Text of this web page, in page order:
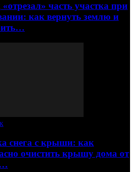
«отрезал» часть участка при
как вернуть землю и
снега с крыши: как
очистить крышу дома от